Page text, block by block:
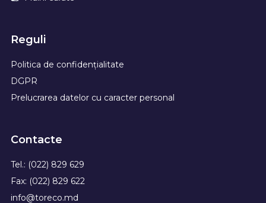
Reguli
Politica de confidențialitate
DGPR
Prelucrarea datelor cu caracter personal
Contacte
Tel.: (022) 829 629
Fax: (022) 829 622
info@toreco.md